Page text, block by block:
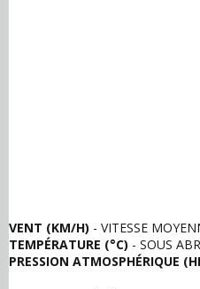
VENT (KM/H) - VITESSE
TEMPÉRATURE (°C) - SOUS
PRESSION ATMOSPHÉRIQUE